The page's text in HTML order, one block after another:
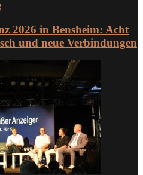
2026 in Bensheim: Acht
und neue Verbindungen